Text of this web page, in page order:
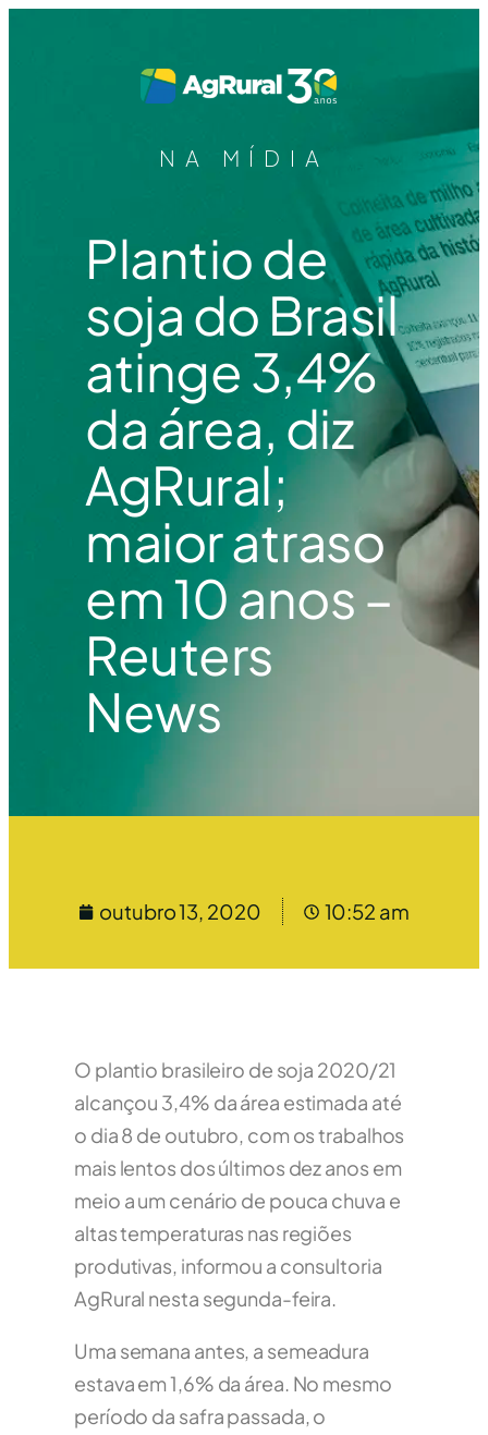
NA MÍDIA
Plantio de
soja do Brasil
atinge 3,4%
da área, diz
AgRural;
maior atraso
em 10 anos –
Reuters
News
outubro 13, 2020 10:52 am
O plantio brasileiro de soja 2020/21
alcançou 3,4% da área estimada até
o dia 8 de outubro, com os trabalhos
mais lentos dos últimos dez anos em
meio a um cenário de pouca chuva e
altas temperaturas nas regiões
produtivas, informou a consultoria
AgRural nesta segunda-feira.
Uma semana antes, a semeadura
estava em 1,6% da área. No mesmo
período da safra passada, o